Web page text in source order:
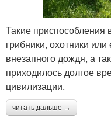
Такие приспособления
грибники, охотники
внезапного дождя, а
приходилось долгое
цивилизации.
читать дальше →